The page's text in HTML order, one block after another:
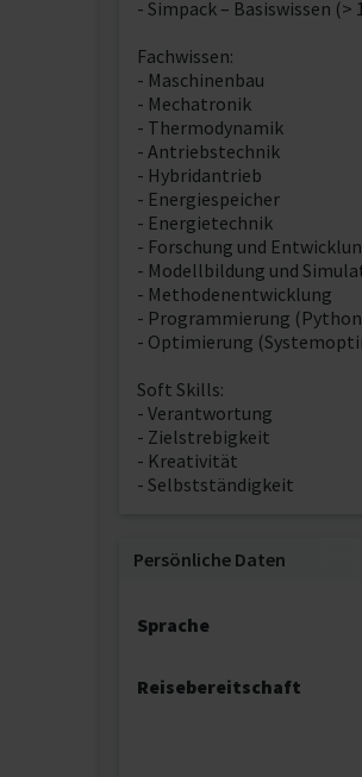
- Simpack – Basiswissen
Fachwissen:
- Maschinenbau
- Mechatronik
- Thermodynamik
- Antriebstechnik
- Hybridantrieb
- Energiespeicher
- Energietechnik
- Forschung und
- Modellbildung und
- Methodenentwicklung
- Programmierung
- Optimierung
Soft Skills:
- Verantwortung
- Zielstrebigkeit
- Kreativität
- Selbstständigkeit
Persönliche Daten
Sprache
Reisebereitschaft